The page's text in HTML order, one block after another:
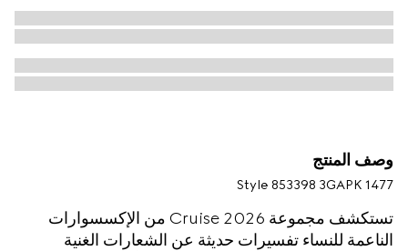
وصف المنتج
Style ‎853398 3GAPK 1477
تستكشف مجموعة Cruise 2026 من الإكسسوارات
الناعمة للنساء تفسيرات حديثة عن الشعارات الغنية